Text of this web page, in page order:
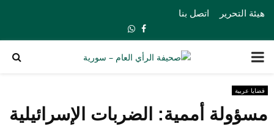
هيئة التحرير اتصل بنا
Facebook
Whatsapp
PRIMARY
MENU
قضايا عربية
مسؤولة أممية: الضربات الإسرائيلية